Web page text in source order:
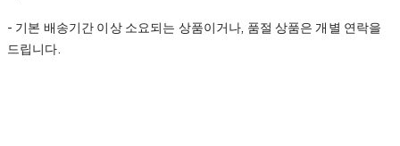
- 기본 배송기간 이상 소요되는 상품이거나, 품절 상품은 개별 연락을
드립니다.